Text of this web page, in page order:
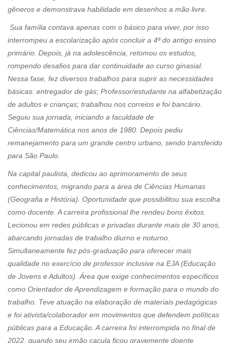
gêneros e demonstrava habilidade em desenhos a mão livre.
Sua família contava apenas com o básico para viver, por isso
interrompeu a escolarização após concluir a 4ª do antigo ensino
primário. Depois, já na adolescência, retomou os estudos,
rompendo desafios para dar continuidade ao curso ginasial.
Nessa fase, fez diversos trabalhos para suprir as necessidades
básicas: entregador de gás; Professor/estudante na alfabetização
de adultos e crianças; trabalhou nos correios e foi bancário.
Seguiu sua jornada, iniciando a faculdade de
Ciências/Matemática nos anos de 1980. Depois pediu
remanejamento para um grande centro urbano, sendo transferido
para São Paulo.
Na capital paulista, dedicou ao aprimoramento de seus
conhecimentos, migrando para a área de Ciências Humanas
(Geografia e História). Oportunidade que possibilitou sua escolha
como docente. A carreira profissional lhe rendeu bons êxitos.
Lecionou em redes públicas e privadas durante mais de 30 anos,
abarcando jornadas de trabalho diurno e noturno.
Simultaneamente fez pós-graduação para oferecer mais
qualidade no exercício de professor inclusive na EJA (Educação
de Jovens e Adultos). Área que exige conhecimentos específicos
como Orientador de Aprendizagem e formação para o mundo do
trabalho. Teve atuação na elaboração de materiais pedagógicas
e foi ativista/colaborador em movimentos que defendem políticas
públicas para a Educação. A carreira foi interrompida no final de
2022, quando seu irmão caçula ficou gravemente doente